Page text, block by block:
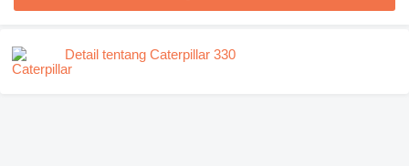
Detail tentang Caterpillar 330